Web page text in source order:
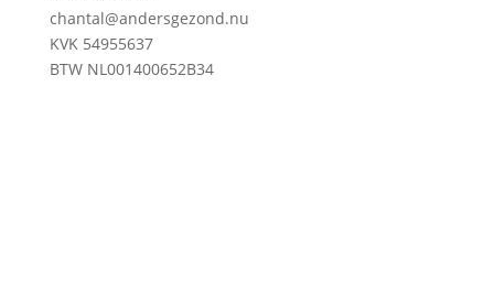
chantal@andersgezond.nu
KVK 54955637
BTW NL001400652B34